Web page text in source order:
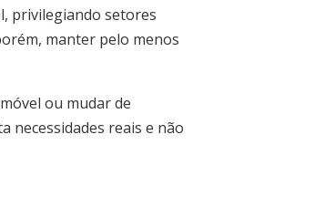
privilegiando setores
manter pelo menos
ou mudar de
necessidades reais e não